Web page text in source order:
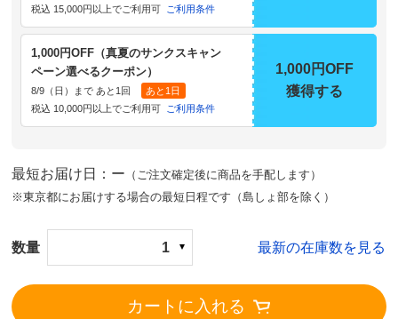
税込 15,000円以上でご利用可 ご利用条件
1,000円OFF（真夏のサンクスキャン
ペーン選べるクーポン）
8/9（日）まで あと1回
あと1日
税込 10,000円以上でご利用可 ご利用条件
1,000円OFF
獲得する
最短お届け日：ー （ご注文確定後に商品を手配します）
※東京都にお届けする場合の最短日程です（島しょ部を除く）
数量 1 最新の在庫数を見る
カートに入れる